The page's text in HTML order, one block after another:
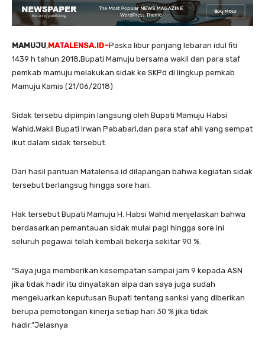
MAMUJU,MATALENSA.ID–Paska libur panjang lebaran idul fiti
1439 h tahun 2018,Bupati Mamuju bersama wakil dan para staf
pemkab mamuju melakukan sidak ke SKPd di lingkup pemkab
Mamuju Kamis (21/06/2018)
Sidak tersebu dipimpin langsung oleh Bupati Mamuju Habsi
Wahid,Wakil Bupati Irwan Pababari,dan para staf ahli yang sempat
ikut dalam sidak tersebut.
Dari hasil pantuan Matalensa.id dilapangan bahwa kegiatan sidak
tersebut berlangsug hingga sore hari.
Hak tersebut Bupati Mamuju H. Habsi Wahid menjelaskan bahwa
berdasarkan pemantauan sidak mulai pagi hingga sore ini
seluruh pegawai telah kembali bekerja sekitar 90 %.
“Saya juga memberikan kesempatan sampai jam 9 kepada ASN
jika tidak hadir itu dinyatakan alpa dan saya juga sudah
mengeluarkan keputusan Bupati tentang sanksi yang diberikan
berupa pemotongan kinerja setiap hari 30 % jika tidak
hadir.”Jelasnya